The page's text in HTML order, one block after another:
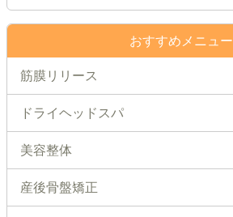
おすすめメニュー
筋膜リリース
ドライヘッドスパ
美容整体
産後骨盤矯正